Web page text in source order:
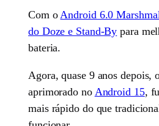
Com o Android 6.0
do Doze e Stand-By para
bateria.
Agora, quase 9 anos depois,
aprimorado no Android 15,
mais rápido do que